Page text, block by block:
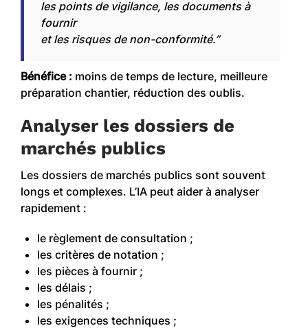
les points de vigilance, les documents à
fournir
et les risques de non-conformité.”
Bénéfice : moins de temps de lecture, meilleure
préparation chantier, réduction des oublis.
Analyser les dossiers de
marchés publics
Les dossiers de marchés publics sont souvent
longs et complexes. L’IA peut aider à analyser
rapidement :
le règlement de consultation ;
les critères de notation ;
les pièces à fournir ;
les délais ;
les pénalités ;
les exigences techniques ;